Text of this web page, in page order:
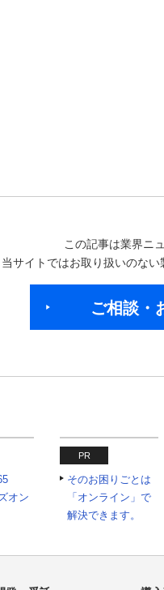
この記事は業界ニ
当サイトではお取り扱いのない
ご相談・
オン
PR
そのお困りごとは
「オンライン」で
解決できます。